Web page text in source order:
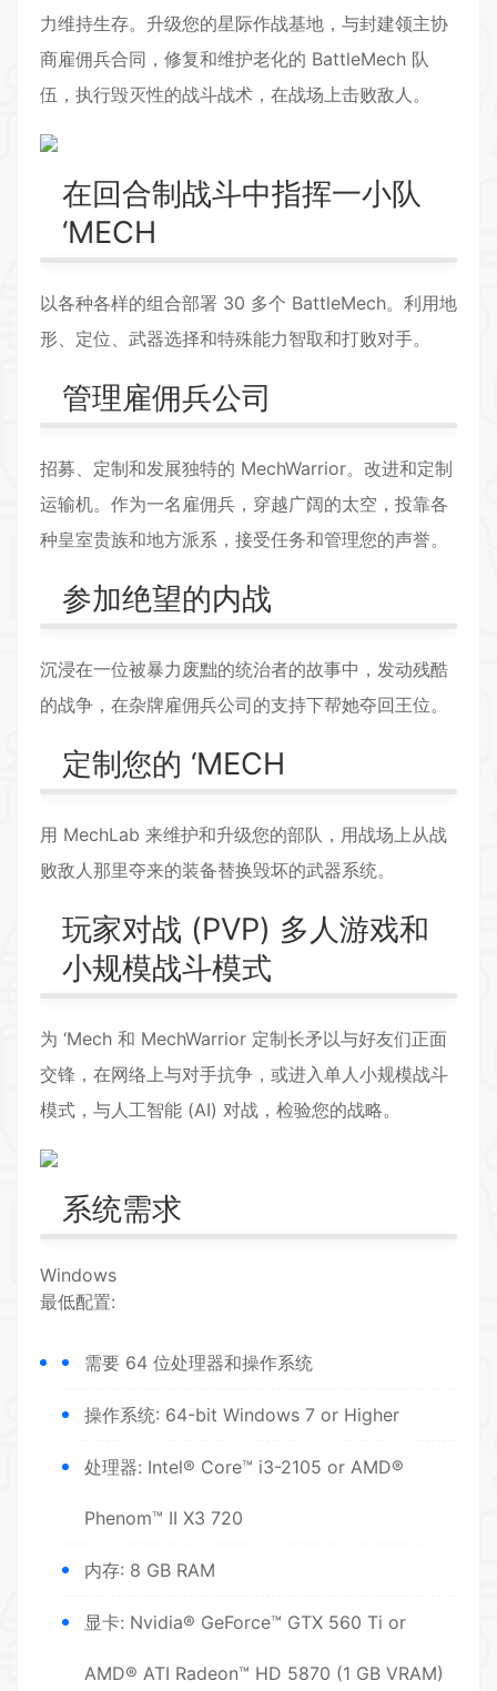
力维持生存。升级您的星际作战基地，与封建领主协
商雇佣兵合同，修复和维护老化的 BattleMech 队
伍，执行毁灭性的战斗战术，在战场上击败敌人。
在回合制战斗中指挥一小队
‘MECH
以各种各样的组合部署 30 多个 BattleMech。利用地
形、定位、武器选择和特殊能力智取和打败对手。
管理雇佣兵公司
招募、定制和发展独特的 MechWarrior。改进和定制
运输机。作为一名雇佣兵，穿越广阔的太空，投靠各
种皇室贵族和地方派系，接受任务和管理您的声誉。
参加绝望的内战
沉浸在一位被暴力废黜的统治者的故事中，发动残酷
的战争，在杂牌雇佣兵公司的支持下帮她夺回王位。
定制您的 ‘MECH
用 MechLab 来维护和升级您的部队，用战场上从战
败敌人那里夺来的装备替换毁坏的武器系统。
玩家对战 (PVP) 多人游戏和
小规模战斗模式
为 ‘Mech 和 MechWarrior 定制长矛以与好友们正面
交锋，在网络上与对手抗争，或进入单人小规模战斗
模式，与人工智能 (AI) 对战，检验您的战略。
系统需求
Windows
最低配置:
需要 64 位处理器和操作系统
操作系统: 64-bit Windows 7 or Higher
处理器: Intel® Core™ i3-2105 or AMD®
Phenom™ II X3 720
内存: 8 GB RAM
显卡: Nvidia® GeForce™ GTX 560 Ti or
AMD® ATI Radeon™ HD 5870 (1 GB VRAM)